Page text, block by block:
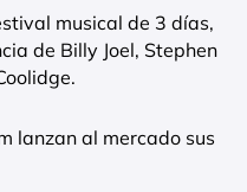
musical de 3 días,
de Billy Joel, Stephen
lanzan al mercado sus